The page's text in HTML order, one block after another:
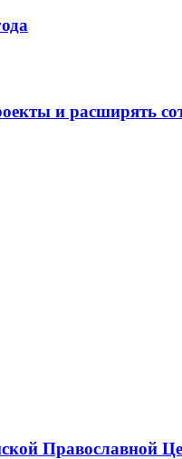
и расширять
Православной